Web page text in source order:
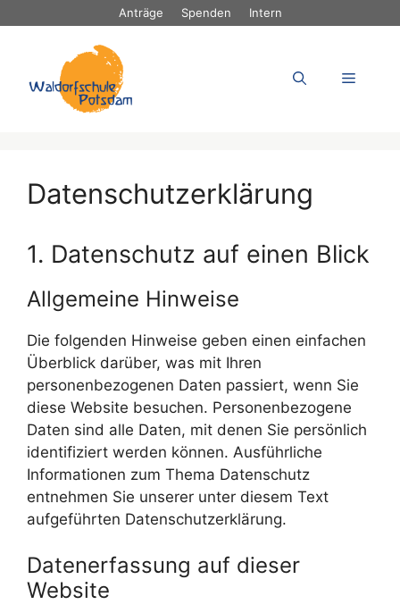
Anträge Spenden Intern
Menü
Datenschutzerklärung
1. Datenschutz auf einen Blick
Allgemeine Hinweise
Die folgenden Hinweise geben einen einfachen
Überblick darüber, was mit Ihren
personenbezogenen Daten passiert, wenn Sie
diese Website besuchen. Personenbezogene
Daten sind alle Daten, mit denen Sie persönlich
identifiziert werden können. Ausführliche
Informationen zum Thema Datenschutz
entnehmen Sie unserer unter diesem Text
aufgeführten Datenschutzerklärung.
Datenerfassung auf dieser
Website